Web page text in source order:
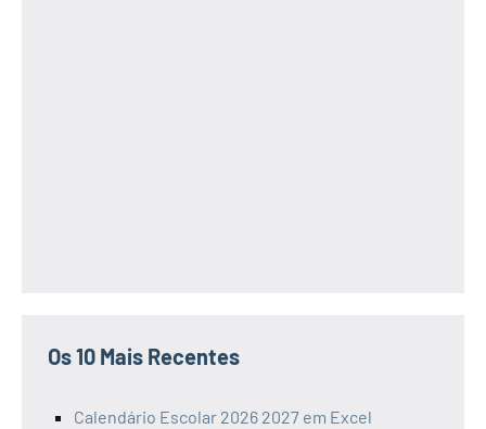
Os 10 Mais Recentes
Calendário Escolar 2026 2027 em Excel